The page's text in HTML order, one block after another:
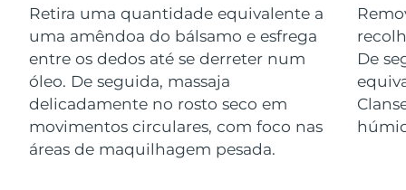
Retira uma quantidade equivalente a
uma amêndoa do bálsamo e esfrega
entre os dedos até se derreter num
óleo. De seguida, massaja
delicadamente no rosto seco em
movimentos circulares, com foco nas
áreas de maquilhagem pesada.
De